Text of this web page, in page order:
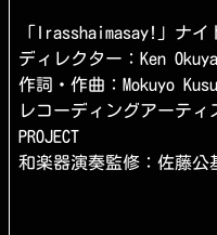
「Irasshaimasay!」ナイ
ディレクター：Ken
作詞・作曲：Mokuyo
レコーディングアーティ
PROJECT
和楽器演奏監修：佐藤公